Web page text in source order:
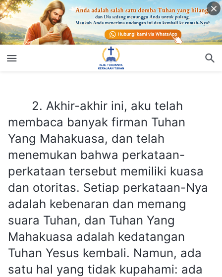
2. Akhir-akhir ini, aku telah
membaca banyak firman Tuhan
Yang Mahakuasa, dan telah
menemukan bahwa perkataan-
perkataan tersebut memiliki kuasa
dan otoritas. Setiap perkataan-Nya
adalah kebenaran dan memang
suara Tuhan, dan Tuhan Yang
Mahakuasa adalah kedatangan
Tuhan Yesus kembali. Namun, ada
satu hal yang tidak kupahami: ada